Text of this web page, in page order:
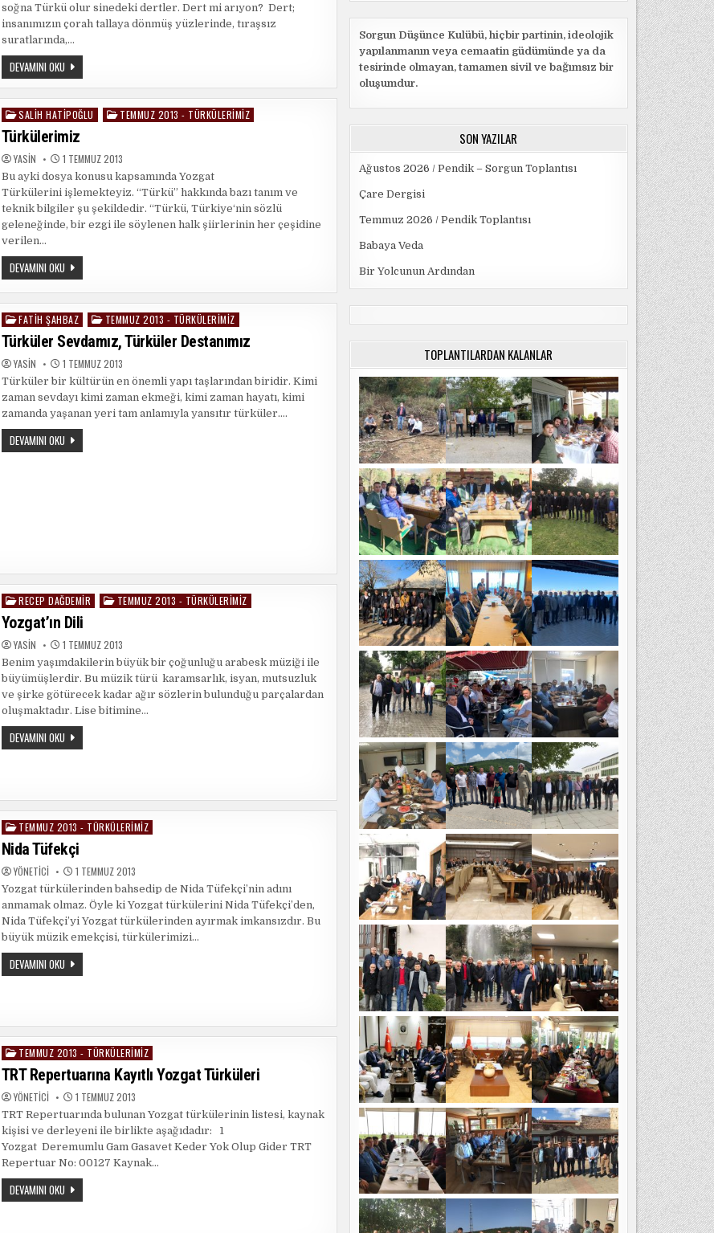
soğna Türkü olur sinedeki dertler. Dert mi arıyon? Dert;
insanımızın çorah tallaya dönmüş yüzlerinde, tıraşsız
suratlarında,…
DEVAMINI OKUTÜRKÜ
Posted
in
SALIH HATIPOĞLU TEMMUZ 2013 - TÜRKÜLERIMIZ
Türkülerimiz
YASIN 1 TEMMUZ 2013
Bu ayki dosya konusu kapsamında Yozgat
Türkülerini işlemekteyiz. “Türkü” hakkında bazı tanım ve
teknik bilgiler şu şekildedir. “Türkü, Türkiye‘nin sözlü
geleneğinde, bir ezgi ile söylenen halk şiirlerinin her çeşidine
verilen…
DEVAMINI OKUTÜRKÜLERIMIZ
Posted
in
FATIH ŞAHBAZ TEMMUZ 2013 - TÜRKÜLERIMIZ
Türküler Sevdamız, Türküler Destanımız
YASIN 1 TEMMUZ 2013
Türküler bir kültürün en önemli yapı taşlarından biridir. Kimi
zaman sevdayı kimi zaman ekmeği, kimi zaman hayatı, kimi
zamanda yaşanan yeri tam anlamıyla yansıtır türküler….
DEVAMINI OKUTÜRKÜLER
SEVDAMIZ,
Posted
in
RECEP DAĞDEMIR TEMMUZ 2013 - TÜRKÜLERIMIZ
Yozgat’ın Dili
YASIN 1 TEMMUZ 2013
Benim yaşımdakilerin büyük bir çoğunluğu arabesk müziği ile
büyümüşlerdir. Bu müzik türü karamsarlık, isyan, mutsuzluk
ve şirke götürecek kadar ağır sözlerin bulunduğu parçalardan
oluşmaktadır. Lise bitimine…
DEVAMINI OKUYOZGAT’IN
DILI
Posted
in
TEMMUZ 2013 - TÜRKÜLERIMIZ
Nida Tüfekçi
YÖNETICI 1 TEMMUZ 2013
Yozgat türkülerinden bahsedip de Nida Tüfekçi’nin adını
anmamak olmaz. Öyle ki Yozgat türkülerini Nida Tüfekçi’den,
Nida Tüfekçi’yi Yozgat türkülerinden ayırmak imkansızdır. Bu
büyük müzik emekçisi, türkülerimizi…
DEVAMINI OKUNIDA
TÜFEKÇI
Posted
in
TEMMUZ 2013 - TÜRKÜLERIMIZ
TRT Repertuarına Kayıtlı Yozgat Türküleri
YÖNETICI 1 TEMMUZ 2013
TRT Repertuarında bulunan Yozgat türkülerinin listesi, kaynak
kişisi ve derleyeni ile birlikte aşağıdadır: 1
Yozgat Deremumlu Gam Gasavet Keder Yok Olup Gider TRT
Repertuar No: 00127 Kaynak…
DEVAMINI OKUTRT
REPERTUARINA
Sorgun Düşünce Kulübü, hiçbir partinin, ideolojik
yapılanmanın veya cemaatin güdümünde ya da
tesirinde olmayan, tamamen sivil ve bağımsız bir
oluşumdur.
SON YAZILAR
Ağustos 2026 / Pendik – Sorgun Toplantısı
Çare Dergisi
Temmuz 2026 / Pendik Toplantısı
Babaya Veda
Bir Yolcunun Ardından
TOPLANTILARDAN KALANLAR